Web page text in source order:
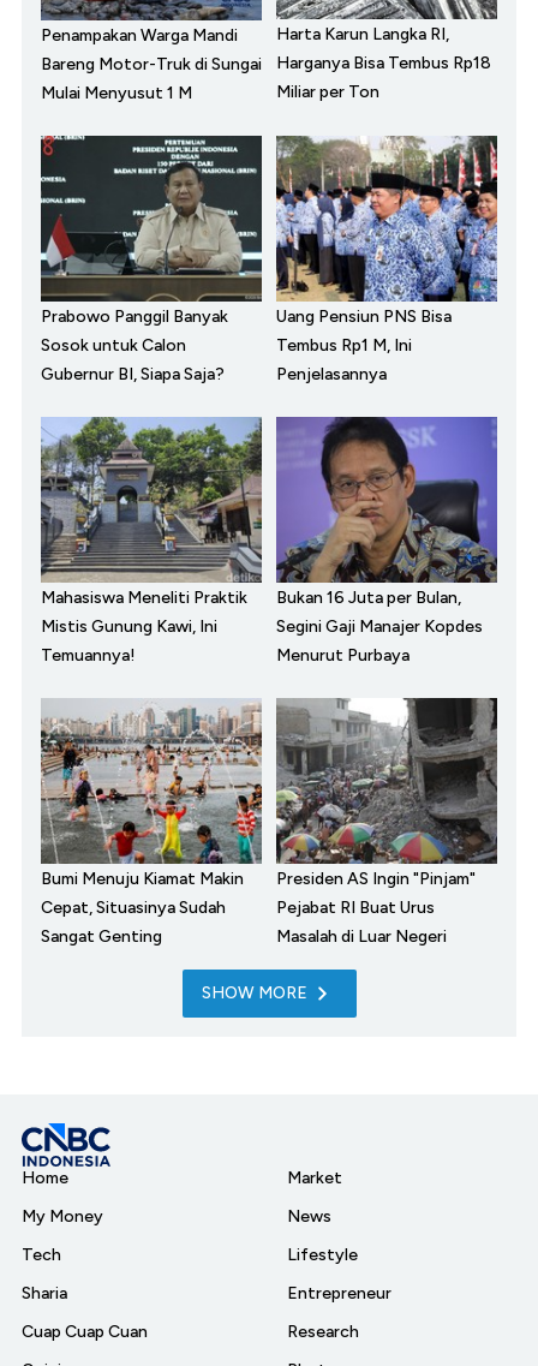
Penampakan Warga Mandi
Bareng Motor-Truk di Sungai
Mulai Menyusut 1 M
Harta Karun Langka RI,
Harganya Bisa Tembus Rp18
Miliar per Ton
Prabowo Panggil Banyak
Sosok untuk Calon
Gubernur BI, Siapa Saja?
Uang Pensiun PNS Bisa
Tembus Rp1 M, Ini
Penjelasannya
Mahasiswa Meneliti Praktik
Mistis Gunung Kawi, Ini
Temuannya!
Bukan 16 Juta per Bulan,
Segini Gaji Manajer Kopdes
Menurut Purbaya
Bumi Menuju Kiamat Makin
Cepat, Situasinya Sudah
Sangat Genting
Presiden AS Ingin "Pinjam"
Pejabat RI Buat Urus
Masalah di Luar Negeri
SHOW MORE
Home
My Money
Tech
Sharia
Cuap Cuap Cuan
Market
News
Lifestyle
Entrepreneur
Research